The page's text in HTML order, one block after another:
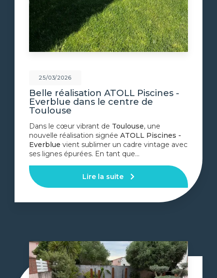
25/03/2026
Belle réalisation ATOLL Piscines -
Everblue dans le centre de
Toulouse
Dans le cœur vibrant de Toulouse, une
nouvelle réalisation signée ATOLL Piscines -
Everblue vient sublimer un cadre vintage avec
ses lignes épurées. En tant que…
Lire la suite